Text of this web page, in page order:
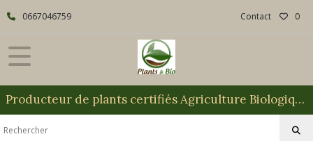
0667046759 Contact 0
Producteur de plants certifiés Agriculture Biologique